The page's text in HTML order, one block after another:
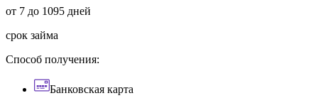
от 7 до 1095 дней
срок займа
Способ получения:
Банковская карта